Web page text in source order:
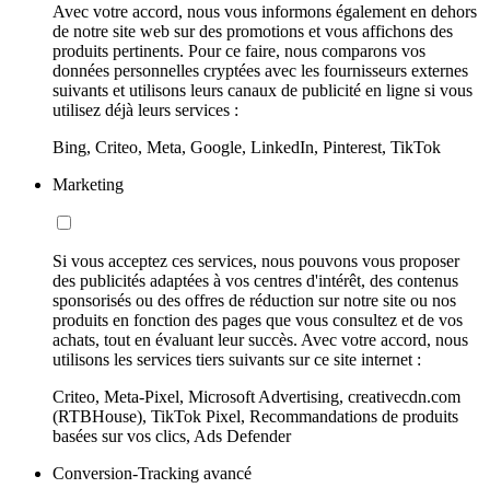
Avec votre accord, nous vous informons également en dehors
de notre site web sur des promotions et vous affichons des
produits pertinents. Pour ce faire, nous comparons vos
données personnelles cryptées avec les fournisseurs externes
suivants et utilisons leurs canaux de publicité en ligne si vous
utilisez déjà leurs services :
Bing, Criteo, Meta, Google, LinkedIn, Pinterest, TikTok
Marketing
Si vous acceptez ces services, nous pouvons vous proposer
des publicités adaptées à vos centres d'intérêt, des contenus
sponsorisés ou des offres de réduction sur notre site ou nos
produits en fonction des pages que vous consultez et de vos
achats, tout en évaluant leur succès. Avec votre accord, nous
utilisons les services tiers suivants sur ce site internet :
Criteo, Meta-Pixel, Microsoft Advertising, creativecdn.com
(RTBHouse), TikTok Pixel, Recommandations de produits
basées sur vos clics, Ads Defender
Conversion-Tracking avancé